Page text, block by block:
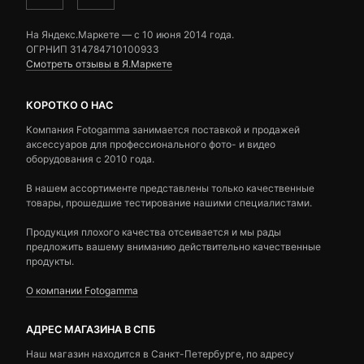
На Яндекс.Маркете — c 10 июня 2014 года.
ОГРНИП 314784710100933
Смотреть отзывы в Я.Маркете
КОРОТКО О НАС
Компания Fotogamma занимается поставкой и продажей
аксессуаров для профессионального фото- и видео
оборудования с 2010 года.
В нашем ассортименте представлены только качественные
товары, прошедшие тестирование нашими специалистами.
Продукция плохого качества отсеивается и мы рады
предложить вашему вниманию действительно качественные
продукты.
О компании Fotogamma
АДРЕС МАГАЗИНА В СПБ
Наш магазин находится в Санкт-Петербурге, по адресу